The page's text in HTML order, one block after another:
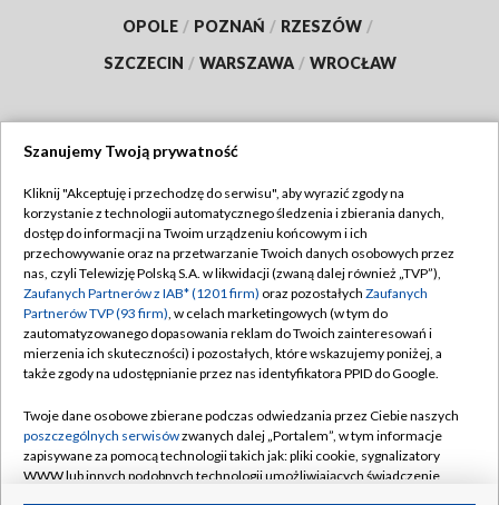
OPOLE / POZNAŃ / RZESZÓW /
SZCZECIN / WARSZAWA / WROCŁAW
TVP
Abonament TVP
Emisja w TVP
Centrum informacji TVP
Naziemna Telewizja Cyfrowa
Rada Programowa
System NOS
Regulamin TVP
Polityka prywatności
Moje zgody
Pomoc
Kontakt
Szanujemy Twoją prywatność
Kliknij "Akceptuję i przechodzę do serwisu", aby wyrazić zgody na
korzystanie z technologii automatycznego śledzenia i zbierania danych,
dostęp do informacji na Twoim urządzeniu końcowym i ich
przechowywanie oraz na przetwarzanie Twoich danych osobowych przez
nas, czyli Telewizję Polską S.A. w likwidacji (zwaną dalej również „TVP”),
Zaufanych Partnerów z IAB* (1201 firm) oraz pozostałych Zaufanych
Partnerów TVP (93 firm), w celach marketingowych (w tym do
zautomatyzowanego dopasowania reklam do Twoich zainteresowań i
mierzenia ich skuteczności) i pozostałych, które wskazujemy poniżej, a
także zgody na udostępnianie przez nas identyfikatora PPID do Google.
Twoje dane osobowe zbierane podczas odwiedzania przez Ciebie naszych
poszczególnych serwisówzwanych dalej „Portalem”, w tym informacje
zapisywane za pomocą technologii takich jak: pliki cookie, sygnalizatory
WWW lub innych podobnych technologii umożliwiających świadczenie